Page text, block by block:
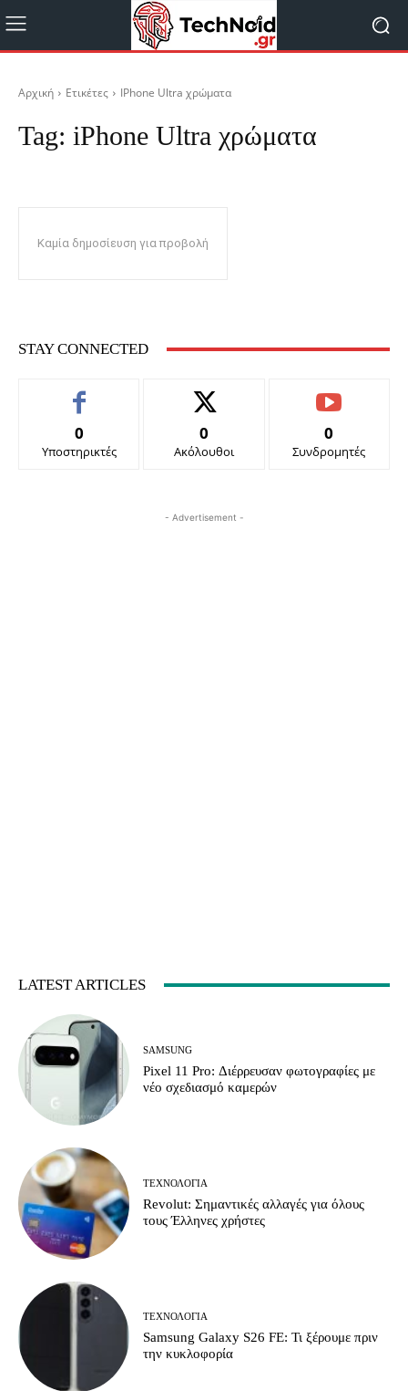
Αρχική Ετικέτες IPhone Ultra χρώματα
Tag: iPhone Ultra χρώματα
Καμία δημοσίευση για προβολή
STAY CONNECTED
0
Υποστηρικτές
0
Ακόλουθοι
0
Συνδρομητές
- Advertisement -
LATEST ARTICLES
SAMSUNG
Pixel 11 Pro: Διέρρευσαν φωτογραφίες με
νέο σχεδιασμό καμερών
ΤΕΧΝΟΛΟΓΊΑ
Revolut: Σημαντικές αλλαγές για όλους
τους Έλληνες χρήστες
ΤΕΧΝΟΛΟΓΊΑ
Samsung Galaxy S26 FE: Τι ξέρουμε πριν
την κυκλοφορία